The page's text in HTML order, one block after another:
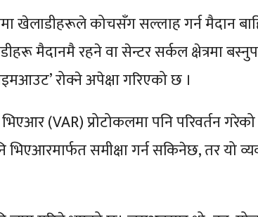
खेलाडीहरूले कोचसँग सल्लाह गर्न मैदान
मैदानमै रहने वा सेन्टर सर्कल क्षेत्रमा
रोक्ने अपेक्षा गरिएको छ ।
(VAR) प्रोटोकलमा पनि परिवर्तन
समीक्षा गर्न सकिनेछ, तर यो